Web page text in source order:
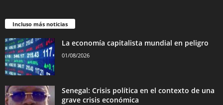
Incluso más noticias
La economía capitalista mundial en peligro
01/08/2026
Senegal: Crisis política en el contexto de una
grave crisis económica